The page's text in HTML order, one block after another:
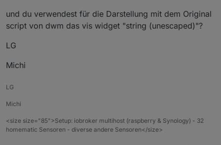
und du verwendest für die Darstellung mit dem Original
script von dwm das vis widget "string (unescaped)"?
LG
Michi
LG
Michi
<size size="85">Setup: iobroker multihost (raspberry & Synology) - 32
homematic Sensoren - diverse andere Sensoren</size>